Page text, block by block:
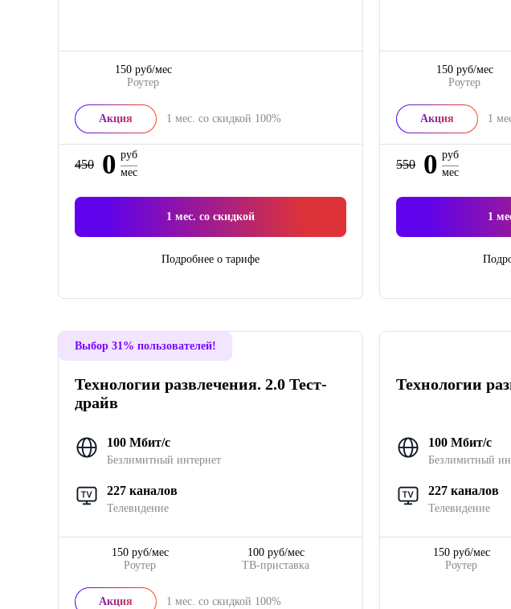
Роутер
150 руб/мес
Акция 1 мес. со скидкой 100%
450 0 руб
мес
1 мес. со скидкой
Подробнее о тарифе
Роутер
150 руб/мес
Акция 1
550 0 руб
мес
1
Выбор 31% пользователей!
Технологии развлечения. 2.0 Тест-
драйв
100 Мбит/с
Безлимитный интернет
227 каналов
Телевидение
Роутер
150 руб/мес
ТВ-приставка
100 руб/мес
Акция 1 мес. со скидкой 100%
Технологии
100 Мбит/с
Безлимитный
227 каналов
Телевидение
Роутер
150 руб/мес